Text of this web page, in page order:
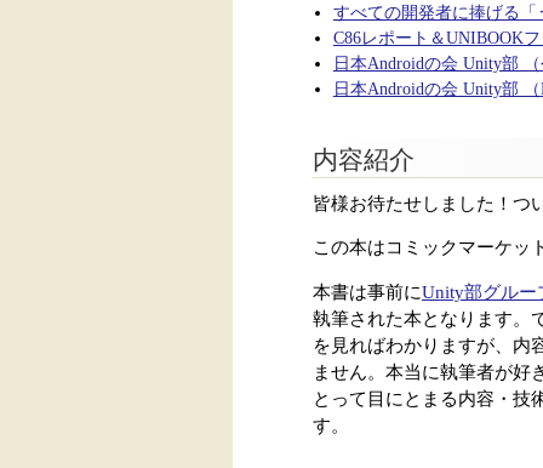
すべての開発者に捧げる
C86レポート＆UNIBOOK
日本Androidの会 Unity部
日本Androidの会 Unity部
内容紹介
皆様お待たせしました！つ
この本はコミックマーケッ
本書は事前にUnity部グルー
執筆された本となります。
を見ればわかりますが、内
ません。本当に執筆者が好
とって目にとまる内容・技
す。